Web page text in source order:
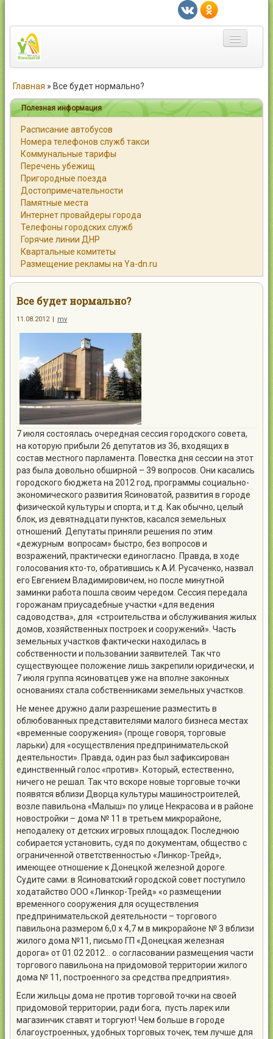
Город
Статьи
Каталог
Справочник
Работа
Объявления
Помощь
Контакты
Главная » Все будет нормально?
Полезная информация
Расписание автобусов
Номера телефонов служб такси
Коммунальные тарифы
Перечень убежищ
Пригородные поезда
Достопримечательности
Памятные места
Интернет провайдеры города
Телефоны городских служб
Горячие линии ДНР
Квартальные комитеты
Размещение рекламы на Ya-dn.ru
Все будет нормально?
11.08.2012 | mv
7 июля состоялась очередная сессия городского совета,
на которую прибыли 26 депутатов из 36, входящих в
состав местного парламента. Повестка дня сессии на этот
раз была довольно обширной – 39 вопросов. Они касались
городского бюджета на 2012 год, программы социально-
экономического развития Ясиноватой, развития в городе
физической культуры и спорта, и т.д. Как обычно, целый
блок, из девятнадцати пунктов, касался земельных
отношений. Депутаты приняли решения по этим
«дежурным вопросам» быстро, без вопросов и
возражений, практически единогласно. Правда, в ходе
голосования кто-то, обратившись к А.И. Русаченко, назвал
его Евгением Владимировичем, но после минутной
заминки работа пошла своим чередом. Сессия передала
горожанам приусадебные участки «для ведения
садоводства», для «строительства и обслуживания жилых
домов, хозяйственных построек и сооружений». Часть
земельных участков фактически находилась в
собственности и пользовании заявителей. Так что
существующее положение лишь закрепили юридически, и
7 июля группа ясиноватцев уже на вполне законных
основаниях стала собственниками земельных участков.
Не менее дружно дали разрешение разместить в
облюбованных представителями малого бизнеса местах
«временные сооружения» (проще говоря, торговые
ларьки) для «осуществления предпринимательской
деятельности». Правда, один раз был зафиксирован
единственный голос «против». Который, естественно,
ничего не решал. Так что вскоре новые торговые точки
появятся вблизи Дворца культуры машиностроителей,
возле павильона «Малыш» по улице Некрасова и в районе
новостройки – дома № 11 в третьем микрорайоне,
неподалеку от детских игровых площадок. Последнюю
собирается установить, судя по документам, общество с
ограниченной ответственностью «Линкор-Трейд»,
имеющее отношение к Донецкой железной дороге.
Судите сами: в Ясиноватский городской совет поступило
ходатайство ООО «Линкор-Трейд» «о размещении
временного сооружения для осуществления
предпринимательской деятельности – торгового
павильона размером 6,0 х 4,7 м в микрорайоне № 3 вблизи
жилого дома №11, письмо ГП «Донецкая железная
дорога» от 01.02 2012… о согласовании размещения части
торгового павильона на придомовой территории жилого
дома № 11, построенного за средства предприятия».
Если жильцы дома не против торговой точки на своей
придомовой территории, ради бога, пусть ларек или
магазинчик ставят и торгуют! Чем больше в городе
благоустроенных, удобных торговых точек, тем лучше для